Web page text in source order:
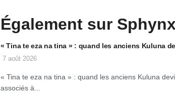
Également sur
« Tina te eza na tina » : quand les anciens Kuluna
7 août 2026
« Tina te eza na tina » : quand les anciens Kuluna
associés à...